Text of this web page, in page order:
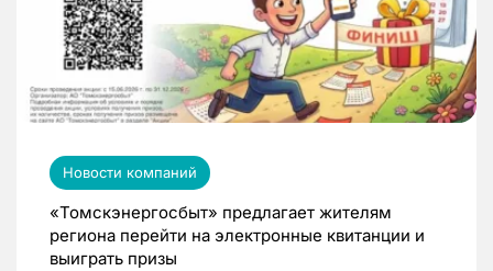
Новости компаний
«Томскэнергосбыт» предлагает жителям
региона перейти на электронные квитанции и
выиграть призы